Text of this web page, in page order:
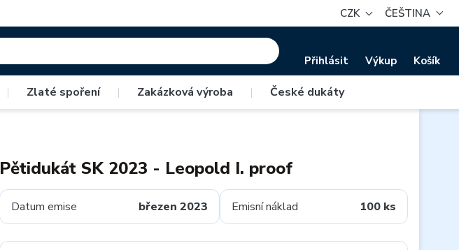
CZK ČEŠTINA
Přihlásit Výkup Košík
| Zlaté spoření | Zakázková výroba | České dukáty
Pětidukát SK 2023 - Leopold I. proof
Datum emise březen 2023 Emisní náklad 100 ks